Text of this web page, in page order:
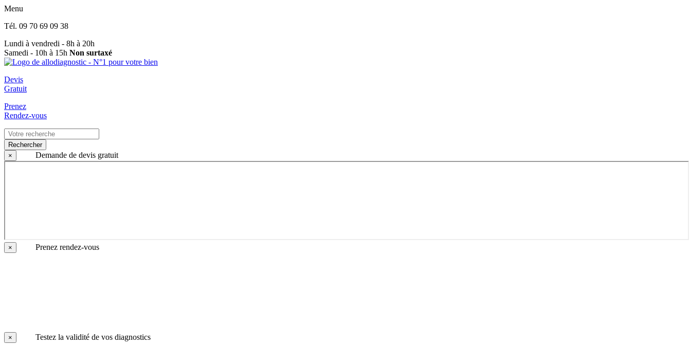
Menu
Tél. 09 70 69 09 38
Lundi à vendredi - 8h à 20h
Samedi - 10h à 15h Non surtaxé
Devis
Gratuit
Prenez
Rendez-vous
Rechercher
×
Demande de devis gratuit
× Prenez rendez-vous
× Testez la validité de vos diagnostics